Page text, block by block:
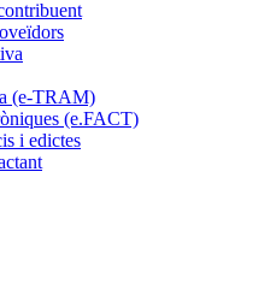
(e-TRAM)
(e.FACT)
i edictes